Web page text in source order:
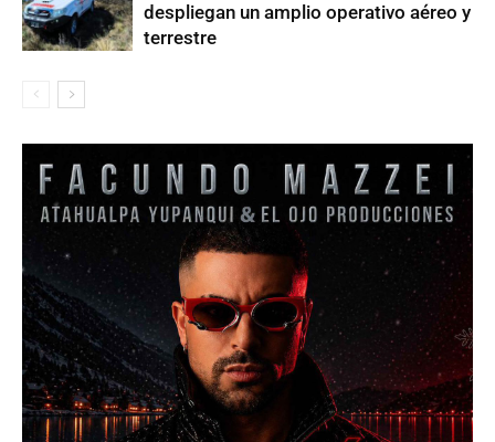
despliegan un amplio operativo aéreo y
terrestre